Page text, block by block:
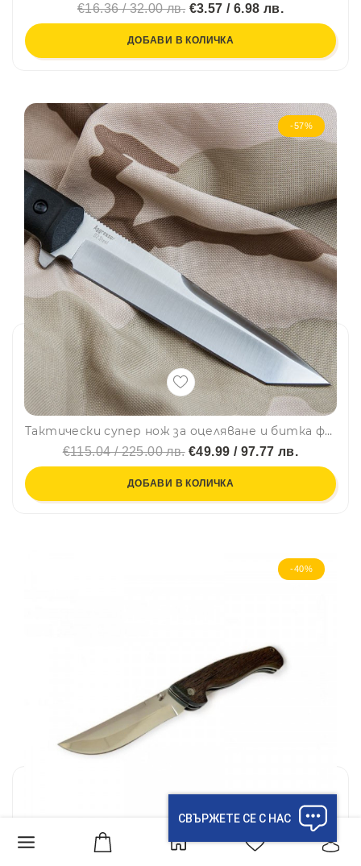
€16.36 / 32.00 лв. €3.57 / 6.98 лв.
ДОБАВИ В КОЛИЧКА
-57%
Тактически супер нож за оцеляване и битка фултанг Aggressor от серията Tactical Echelon с черна дръжка
€115.04 / 225.00 лв.€49.99 / 97.77 лв.
ДОБАВИ В КОЛИЧКА
-40%
СВЪРЖЕТЕ СЕ С НАС